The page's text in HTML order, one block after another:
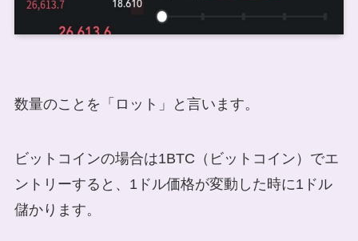
数量のことを「ロット」と言います。
ビットコインの場合は1BTC（ビットコイン）でエ
ントリーすると、1ドル価格が変動した時に1ドル
儲かります。